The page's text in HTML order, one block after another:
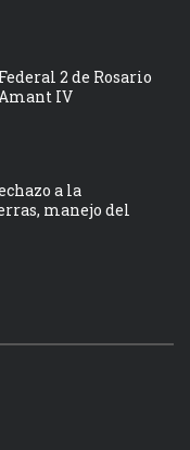
2 de Rosario
IV
a la
manejo del